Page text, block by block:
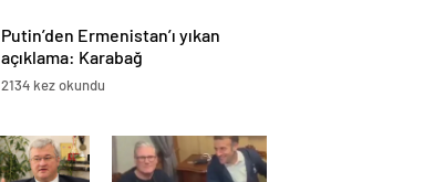
Putin’den Ermenistan’ı yıkan
açıklama: Karabağ
Azerbaycan’ın ayrılmaz bir
2134 kez okundu